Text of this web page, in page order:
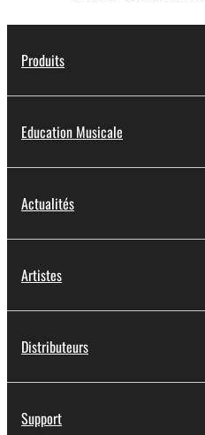
Produits
Education Musicale
Actualités
Artistes
Distributeurs
Support